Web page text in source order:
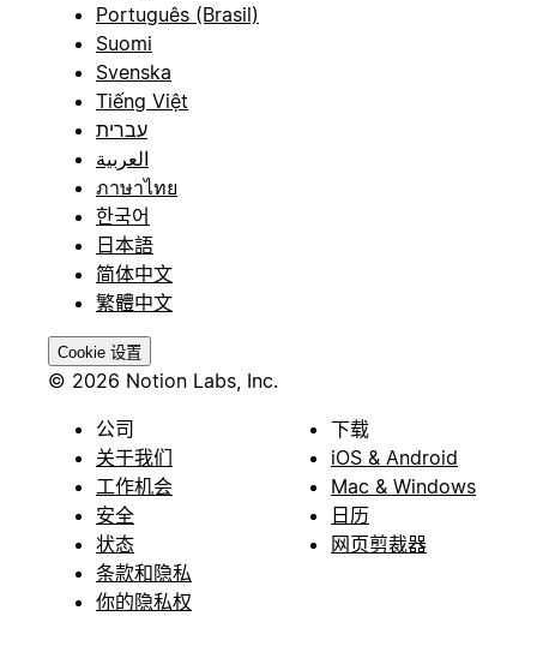
Português (Brasil)
Suomi
Svenska
Tiếng Việt
עברית
العربية
ภาษาไทย
한국어
日本語
简体中文
繁體中文
Cookie 设置
© 2026 Notion Labs, Inc.
公司
关于我们
工作机会
安全
状态
条款和隐私
你的隐私权
下载
iOS & Android
Mac & Windows
日历
网页剪裁器